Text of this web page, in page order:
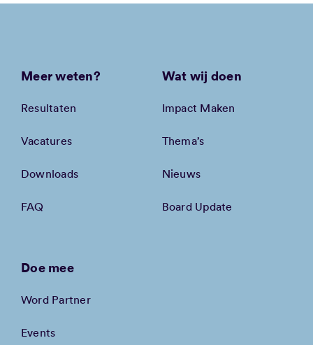
Meer weten?
Resultaten
Vacatures
Downloads
FAQ
Wat wij doen
Impact Maken
Thema’s
Nieuws
Board Update
Doe mee
Word Partner
Events